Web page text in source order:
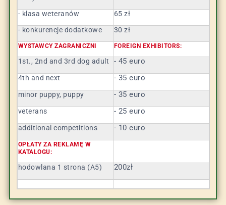
- klasa weteranów
65 zł
- konkurencje dodatkowe
30 zł
WYSTAWCY ZAGRANICZNI FOREIGN EXHIBITORS:
1st., 2nd and 3rd dog adult - 45 euro
4th and next - 35 euro
minor puppy, puppy - 35 euro
veterans - 25 euro
additional competitions - 10 euro
OPŁATY ZA REKLAMĘ W
KATALOGU:
hodowlana 1 strona (A5) 200zł